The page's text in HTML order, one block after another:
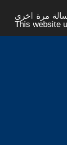
مرة اخرى -
This website